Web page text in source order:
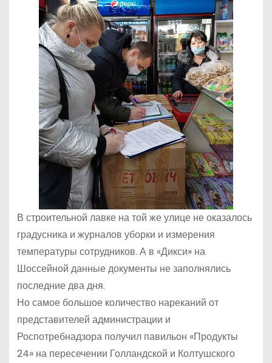
В строительной лавке на той же улице не оказалось
градусника и журналов уборки и измерения
температуры сотрудников. А в «Дикси» на
Шоссейной данные документы не заполнялись
последние два дня.
Но самое большое количество нареканий от
представителей администрации и
Роспотребнадзора получил павильон «Продукты
24» на пересечении Голландской и Колтушского